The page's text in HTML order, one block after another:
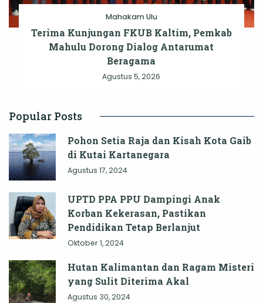
Mahakam Ulu
Terima Kunjungan FKUB Kaltim, Pemkab
Mahulu Dorong Dialog Antarumat
Beragama
Agustus 5, 2026
Popular Posts
Pohon Setia Raja dan Kisah Kota Gaib
di Kutai Kartanegara
Agustus 17, 2024
UPTD PPA PPU Dampingi Anak
Korban Kekerasan, Pastikan
Pendidikan Tetap Berlanjut
Oktober 1, 2024
Hutan Kalimantan dan Ragam Misteri
yang Sulit Diterima Akal
Agustus 30, 2024